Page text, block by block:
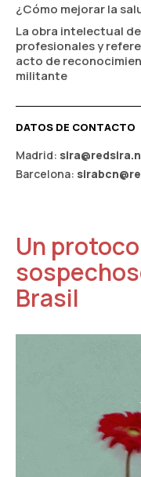
Un
Brasil
¿Cómo mejorar la
La obra intelectual
profesionales y
acto de
militante
DATOS DE CONTACTO
Madrid:
Barcelona: